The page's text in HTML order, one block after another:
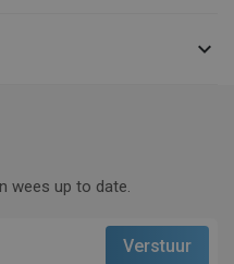

wees up to date.